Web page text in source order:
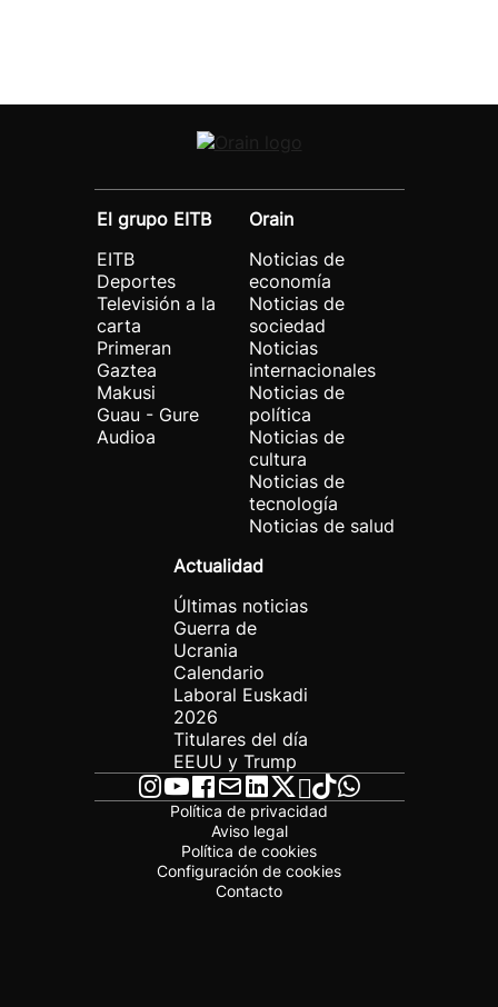
El grupo EITB
EITB
Deportes
Televisión a la
carta
Primeran
Gaztea
Makusi
Guau - Gure
Audioa
Orain
Noticias de
economía
Noticias de
sociedad
Noticias
internacionales
Noticias de
política
Noticias de
cultura
Noticias de
tecnología
Noticias de salud
Actualidad
Últimas noticias
Guerra de
Ucrania
Calendario
Laboral Euskadi
2026
Titulares del día
EEUU y Trump
Política de privacidad
Aviso legal
Política de cookies
Configuración de cookies
Contacto